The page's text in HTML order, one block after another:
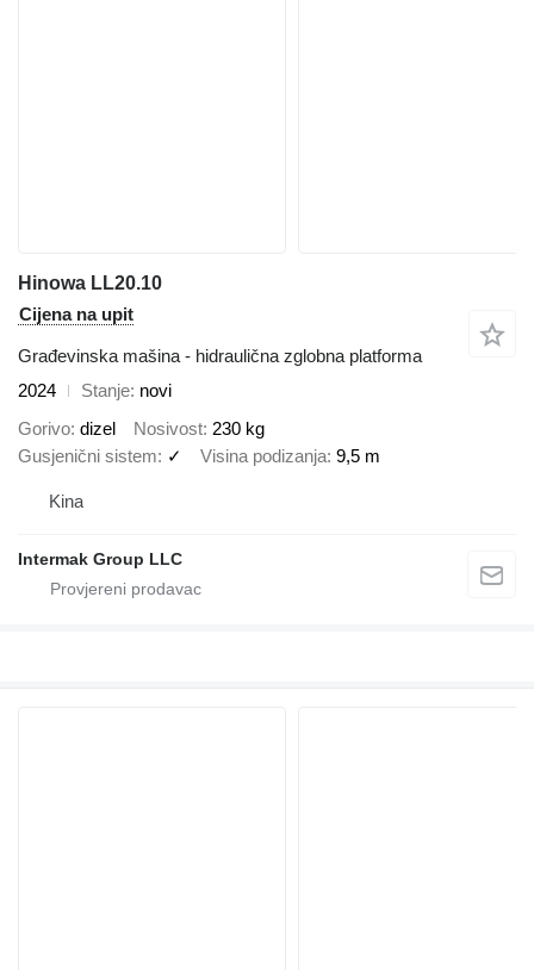
Hinowa LL20.10
Cijena na upit
Građevinska mašina - hidraulična zglobna platforma
2024
Stanje novi
Gorivo dizel Nosivost 230 kg
Gusjenični sistem
✓ Visina podizanja 9,5 m
Kina
Intermak Group LLC